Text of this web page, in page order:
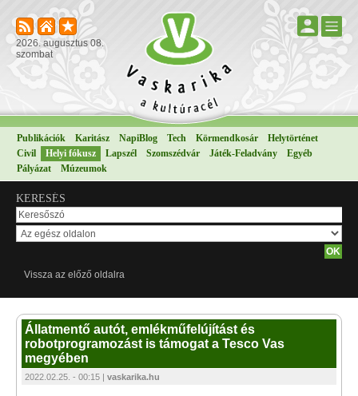
2026. augusztus 08.
szombat
Publikációk Karitász NapiBlog Tech Körmendkosár
Helytörténet
Civil
Helyi fókusz Lapszél Szomszédvár Játék-Feladvány
Egyéb
Pályázat
Múzeumok
KERESÉS
Vissza az előző oldalra
Állatmentő autót, emlékműfelújítást és
robotprogramozást is támogat a Tesco Vas
megyében
2022.02.25. - 00:15 | vaskarika.hu